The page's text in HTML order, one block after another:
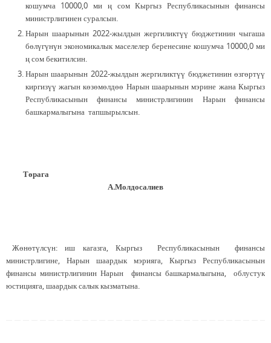
кошумча 10000,0 ми ң сом Кыргыз Республикасынын финансы
министрлигинен суралсын.
Нарын шаарынын 2022-жылдын жергиликтүү бюджетинин чыгаша
бөлүгүнүн экономикалык маселелер беренесине кошумча 10000,0 ми
ң сом бекитилсин.
Нарын шаарынын 2022-жылдын жергиликтүү бюджетинин өзгөртүү
киргизүү жагын көзөмөлдөө Нарын шаарынын мэрине жана Кыргыз
Республикасынын финансы министрлигинин Нарын финансы
башкармалыгына тапшырылсын.
Төрага
А.Молдосалиев
Жөнөтүлсүн: иш кагазга, Кыргыз Республикасынын финансы
министрлигине, Нарын шаардык мэрияга, Кыргыз Республикасынын
финансы министрлигинин Нарын финансы башкармалыгына, облустук
юстицияга, шаардык салык кызматына.